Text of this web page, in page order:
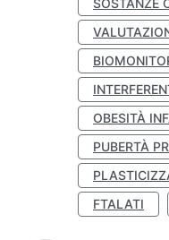
SOSTANZE
OBESITÀ
PUBERTÀ
FTALATI